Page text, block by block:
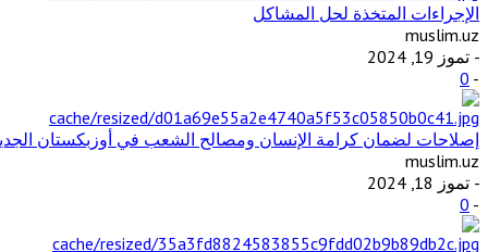
الإجراءات المتخذة لحل المشاكل
muslim.uz
- تموز 19, 2024
-
0
إصلاحات لضمان كرامة الإنسان ومصالح الشعب في أوزبكستان
muslim.uz
- تموز 18, 2024
-
0